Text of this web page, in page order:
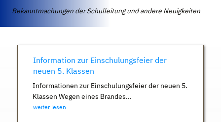
Bekanntmachungen der Schulleitung und andere Neuigkeiten
Information zur Einschulungsfeier der
neuen 5. Klassen
Informationen zur Einschulungsfeier der neuen 5.
Klassen Wegen eines Brandes...
weiter lesen